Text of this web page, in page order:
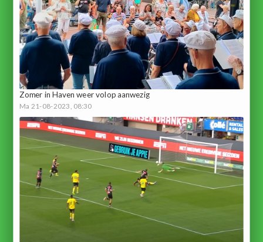
Zomer in Haven weer volop aanwezig
Ma 21-08-2023, 08:30